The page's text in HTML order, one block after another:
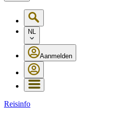
NL
Aanmelden
Reisinfo